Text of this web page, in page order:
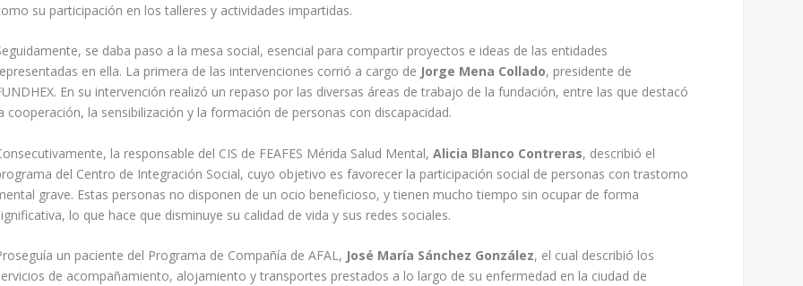
su participación en los talleres y actividades impartidas.
se daba paso a la mesa social, esencial para compartir proyectos e ideas de las entidades
en ella. La primera de las intervenciones corrió a cargo de Jorge Mena Collado, presidente de
En su intervención realizó un repaso por las diversas áreas de trabajo de la fundación, entre las que destacó
cooperación, la sensibilización y la formación de personas con discapacidad.
la responsable del CIS de FEAFES Mérida Salud Mental, Alicia Blanco Contreras, describió el
del Centro de Integración Social, cuyo objetivo es favorecer la participación social de personas con trastorno
grave. Estas personas no disponen de un ocio beneficioso, y tienen mucho tiempo sin ocupar de forma
lo que hace que disminuye su calidad de vida y sus redes sociales.
un paciente del Programa de Compañía de AFAL, José María Sánchez González, el cual describió los
de acompañamiento, alojamiento y transportes prestados a lo largo de su enfermedad en la ciudad de